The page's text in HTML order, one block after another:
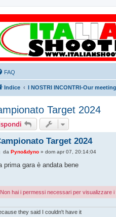
FAQ
Indice I NOSTRI INCONTRI-Our
Target 2024
Target 2024
M
s
g
i
o
da Pyno&dyno» dom apr 07, 20:14:04
prima gara è andata bene
Non hai i permessi necessari per visualizzare i
they said I couldn't have it